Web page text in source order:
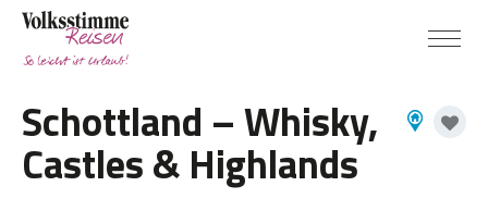
Schottland – Whisky,
Castles & Highlands